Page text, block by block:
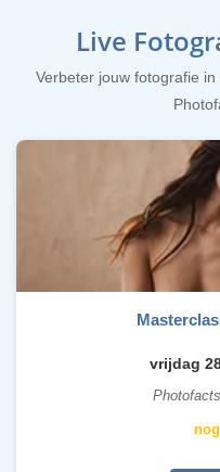
Live
Verbeter jouw fotografie
vrijdag